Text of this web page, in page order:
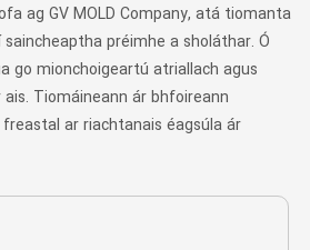
ag GV MOLD Company, atá tiomanta
préimhe a sholáthar. Ó
go mionchoigeartú atriallach agus
Tiomáineann ár bhfoireann
ar riachtanais éagsúla ár